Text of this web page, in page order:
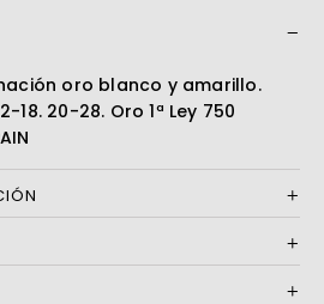
oro blanco y amarillo.
18. 20-28. Oro 1ª Ley 750